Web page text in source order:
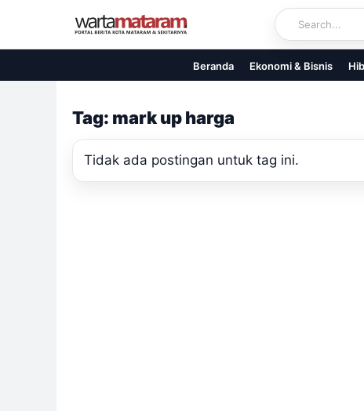
content
Beranda Ekonomi & Bisnis
Tag: mark up harga
Tidak ada postingan untuk tag ini.